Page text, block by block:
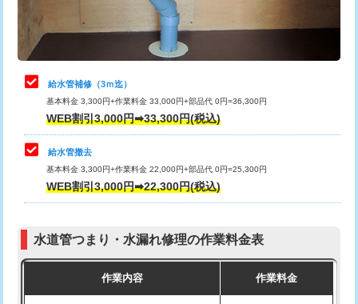
排水管工事（排水管工事/3ｍまで） 55,000円
排水管工事（追加 排水管工事/3ｍ超
マス交換（土の掘削・埋め戻し作業）
マス交換（深さ50㎝未満）
マス交換（深さ50㎝以上）
コンクリート斫り（厚さ10㎝まで）
モルタル補修（厚さ10㎝超え） 38,500円
止水・漏水調査・防水処理・清掃・修
理・調整・分解・加工など（軽作業）
11,000円
止水・漏水調査・防水処理・清掃・修
理・調整・分解・加工など（中作業）
止水・漏水調査・防水処理・清掃・修
理・調整・分解・加工など（重作業）
33,000円
その他部品の脱着
交換・取付（タンク）
式）)
式・ワンホール）)
給水管補修（3ｍ迄）
基本料金 3,300円+作業料金 33,000円+部品代 0円=36,300円
WEB割引3,000円➡33,300円(税込)
給水管撤去
基本料金 3,300円+作業料金 22,000円+部品代 0円=25,300円
WEB割引3,000円➡22,300円(税込)
水道管つまり・水漏れ修理の作業料金表
作業内容 作業料金